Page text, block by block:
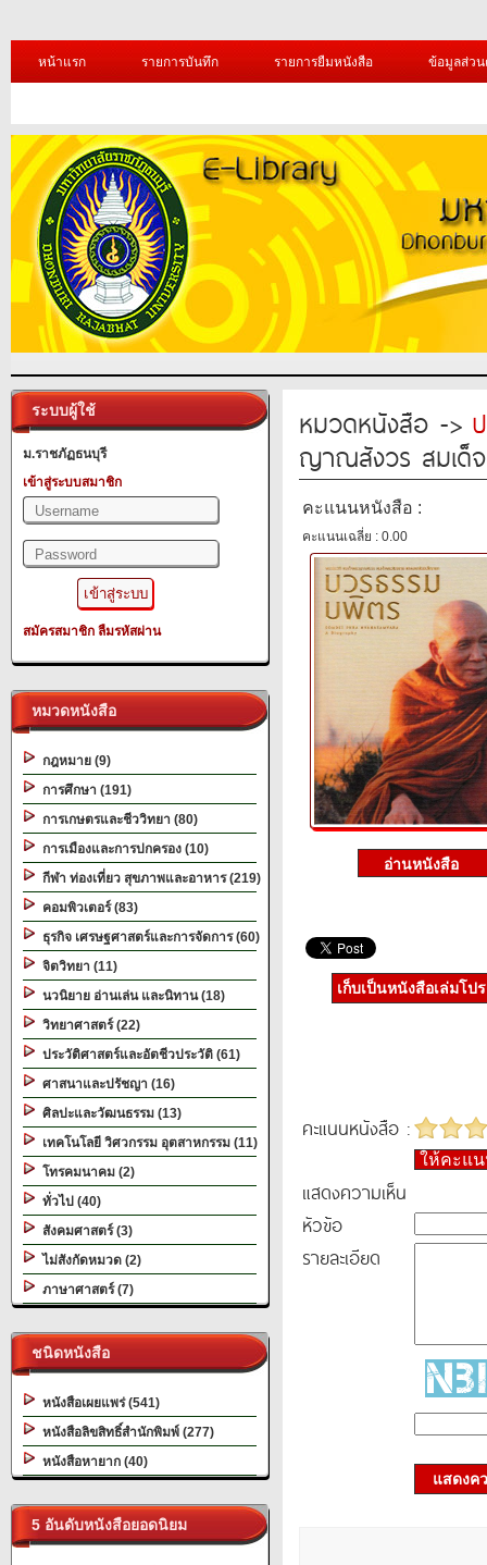
หน้าแรก รายการบันทึก รายการยืมหนังสือ ข้อมูลส่ว
ระบบผู้ใช้
ม.ราชภัฏธนบุรี
เข้าสู่ระบบสมาชิก
สมัครสมาชิก ลืมรหัสผ่าน
หมวดหนังสือ
กฎหมาย (9)
การศึกษา (191)
การเกษตรและชีววิทยา (80)
การเมืองและการปกครอง (10)
กีฬา ท่องเที่ยว สุขภาพและอาหาร (219)
คอมพิวเตอร์ (83)
ธุรกิจ เศรษฐศาสตร์และการจัดการ (60)
จิตวิทยา (11)
นวนิยาย อ่านเล่น และนิทาน (18)
วิทยาศาสตร์ (22)
ประวัติศาสตร์และอัตชีวประวัติ (61)
ศาสนาและปรัชญา (16)
ศิลปะและวัฒนธรรม (13)
เทคโนโลยี วิศวกรรม อุตสาหกรรม (11)
โทรคมนาคม (2)
ทั่วไป (40)
สังคมศาสตร์ (3)
ไม่สังกัดหมวด (2)
ภาษาศาสตร์ (7)
ชนิดหนังสือ
หนังสือเผยแพร่ (541)
หนังสือลิขสิทธิ์สำนักพิมพ์ (277)
หนังสือหายาก (40)
5 อันดับหนังสือยอดนิยม
หมวดหนังสือ ->
ญาณสังวร สมเด็
คะแนนหนังสือ :
คะแนนเฉลี่ย : 0.00
เก็บเป็นหนังสือเล่มโป
คะแนนหนังสือ :
ให้คะแ
แสดงความเห็น
หัวข้อ
รายละเอียด
แสดงค